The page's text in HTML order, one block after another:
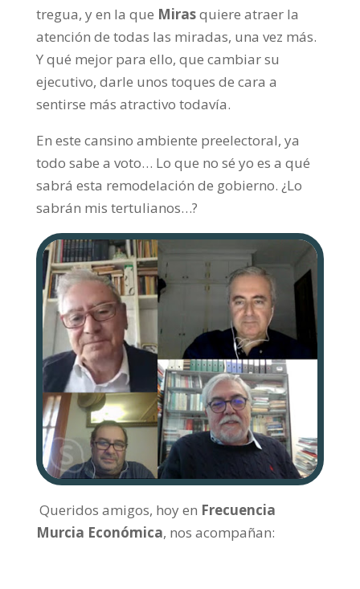
tregua, y en la que Mirasquiere atraer la
atención de todas las miradas, una vez más.
Y qué mejor para ello, que cambiar su
ejecutivo, darle unos toques de cara a
sentirse más atractivo todavía.
En este cansino ambiente preelectoral, ya
todo sabe a voto… Lo que no sé yo es a qué
sabrá esta remodelación de gobierno. ¿Lo
sabrán mis tertulianos…?
Queridos amigos, hoy en Frecuencia
Murcia Económica, nos acompañan: